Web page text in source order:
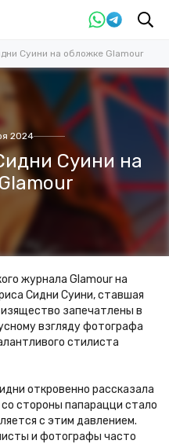
Суини на обложке Glamour
2024
Суини на
журнала Glamour на
Сидни Суини, ставшая
запечатлены в
взгляду фотографа
стилиста
откровенно рассказала
стороны папарацци стало
с этим давлением.
и фотографы часто